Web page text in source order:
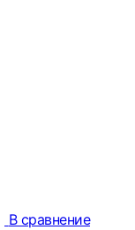
В сравнение